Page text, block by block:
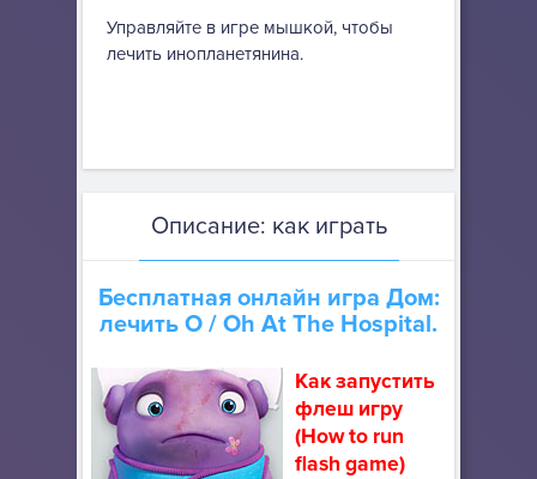
Управляйте в игре мышкой, чтобы
лечить инопланетянина.
Описание: как играть
Бесплатная онлайн игра Дом:
лечить О / Oh At The Hospital.
Как запустить
флеш игру
(How to run
flash game)